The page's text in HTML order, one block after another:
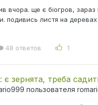
вчора. ще є біогров,
подивись листя на
48 ответов 1
зернята, треба
пользователя